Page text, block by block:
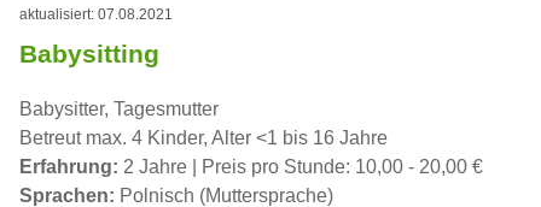
aktualisiert: 07.08.2021
Babysitting
Babysitter, Tagesmutter
Betreut max. 4 Kinder, Alter <1 bis 16 Jahre
Erfahrung: 2 Jahre | Preis pro Stunde: 10,00 - 20,00 €
Sprachen: Polnisch (Muttersprache)